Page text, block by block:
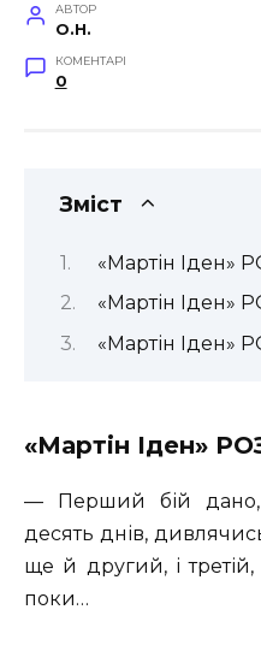
АВТОР
O.H.
КОМЕНТАРІ
0
Зміст
«Мартін Іден»
«Мартін Іден»
«Мартін Іден»
«Мартін Іден»
— Перший бій дано,
десять днів,
ще й другий, і
поки…